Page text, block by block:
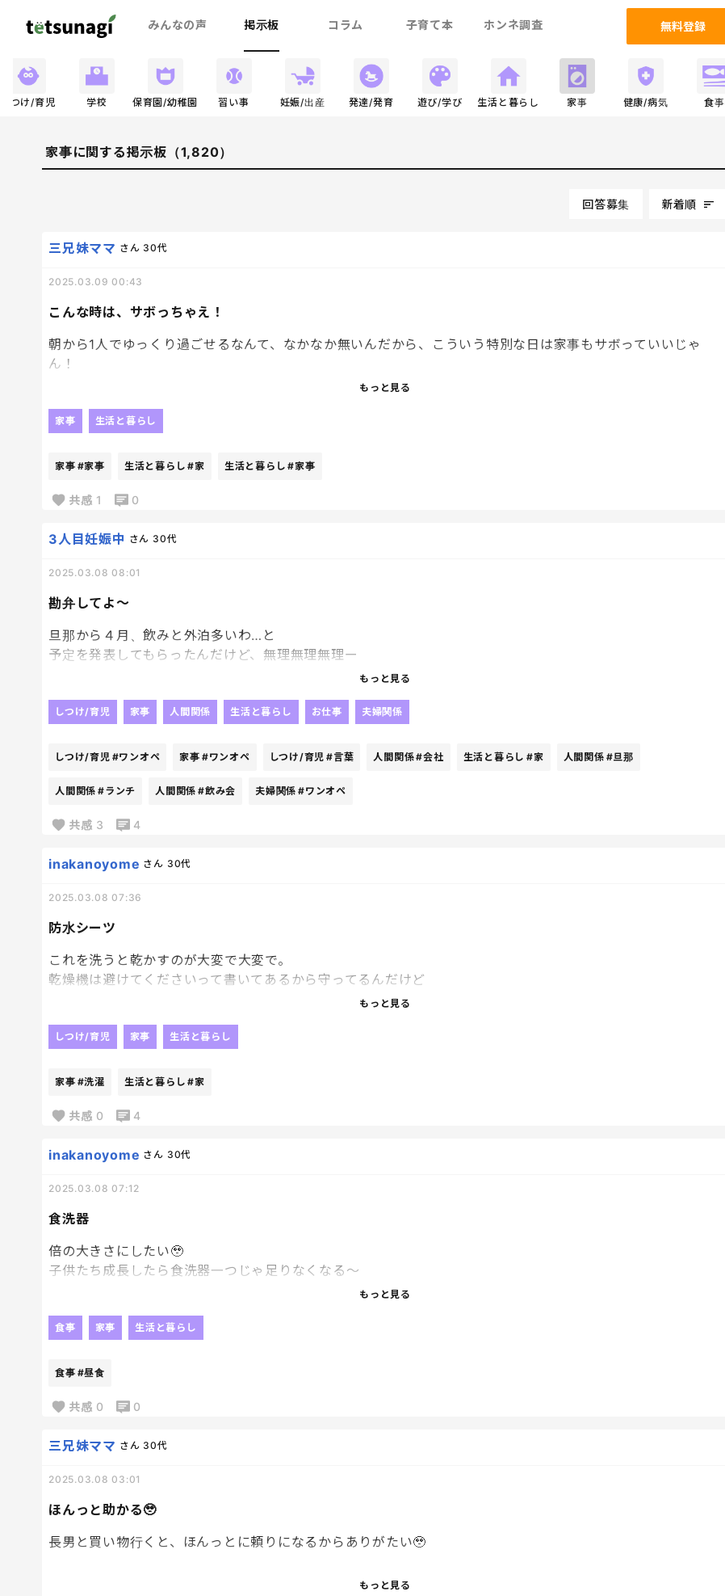
みんなの声 掲示板 コラム 子育て本 ホンネ調査 無料登録
しつけ/育児 学校 保育園/幼稚園 習い事 妊娠/出産 発達/発育 遊び/学び 生活と暮らし 家事 健康/病気 食事
家事に関する掲示板（1,820）
回答募集 新着順
こんな時は、サボっちゃえ！
三兄妹ママ さん 30代
2025.03.09 00:43
朝から1人でゆっくり過ごせるなんて、なかなか無いんだから、こういう特別な日は家事もサボっていいじゃ
ん！
たまにの1人時間なんだから、とことん自由に過ごしなよ！って自分に言ってやりたい
もっと見る
家事 生活と暮らし
家事 #家事 生活と暮らし #家 生活と暮らし #家事
共感 1 0
勘弁してよ～
3人目妊娠中 さん 30代
2025.03.08 08:01
旦那から４月、飲みと外泊多いわ…と
予定を発表してもらったんだけど、無理無理無理ー
２泊終わって３泊ってなによ～
週あけて飲み。
て、か、よ。そんなに会社に飲み会って必要？？？？？？？？？
そもそも多すぎる。
そして本人もげっそり。
いや本人も大変だろうけど、家でワンオペしている妻側もゲッソリなんだぜ。
アルハラ飲みハラって言葉も出てきてるけど、
もう少し家庭環境とかに気遣ったスケジュールにしてほしいもんだよ～
なにかっちゃ～ このあと飲むぞ！だよ。
あーもうカレンダー見たくないわ～
テイクアウトとか、ランチとかしていいからさ。
お腹は満たされても話し相手がいないことに変わりないからその穴埋めは帰ってきたときとことん付き合って
もっと見る
しつけ/育児 家事 人間関係 生活と暮らし お仕事 夫婦関係
しつけ/育児 #ワンオペ 家事 #ワンオペ しつけ/育児 #言葉 人間関係#会社 生活と暮らし #家 人間関係 #旦那
人間関係 #ランチ 人間関係 #飲み会 夫婦関係 #ワンオペ
共感 3 4
防水シーツ
inakanoyome さん 30代
2025.03.08 07:36
これを洗うと乾かすのが大変で大変で。
乾燥機は避けてくださいって書いてあるから守ってるんだけど
どうにかならないもんなのか～これは～何かいい方法はないものなのか～
脱水、どうしたらできるの？？？笑
ちなみに我が家のサイズはセミダブル２つ分のサイズ。
もっと見る
しつけ/育児 家事 生活と暮らし
家事 #洗濯 生活と暮らし #家
共感 0 4
食洗器
inakanoyome さん 30代
2025.03.08 07:12
倍の大きさにしたい🥹
子供たち成長したら食洗器一つじゃ足りなくなる～
大の男一人分の食器が増えただけで
今は終わった食洗器の中の食器を息子にお片付けしてもらっている。
３０分で乾燥まで終われば最高✨
もっと見る
食事 家事 生活と暮らし
食事 #昼食
共感 0 0
ほんっと助かる🥹
三兄妹ママ さん 30代
2025.03.08 03:01
長男と買い物行くと、ほんっとに頼りになるからありがたい🥹
平日の昼間、末っ子と2人で買い物いくより、休日混み合ってても長男も連れて買い物行く方が、荷物もってく
もっと見る